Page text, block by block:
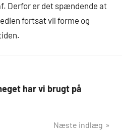
Derfor er det spændende at
fortsat vil forme og
har vi brugt på
Næste indlæg